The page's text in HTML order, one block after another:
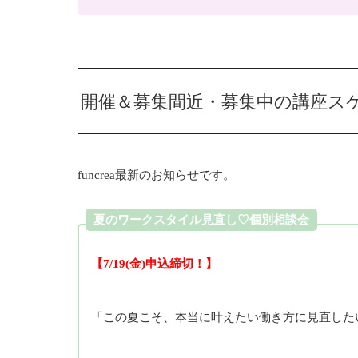
開催＆募集間近・募集中の講座ス
funcrea最新のお知らせです。
夏のワークスタイル見直し♡個別相談会
【7/19(金)申込締切！】
「この夏こそ、本当に叶えたい働き方に見直した